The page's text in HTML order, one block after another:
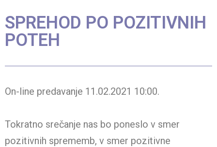
SPREHOD PO POZITIVNIH
POTEH
On-line predavanje 11.02.2021 10:00.
Tokratno srečanje nas bo poneslo v smer
pozitivnih sprememb, v smer pozitivne